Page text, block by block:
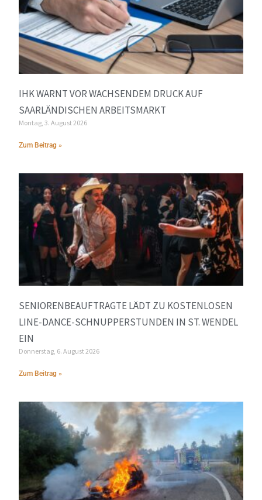
IHK WARNT VOR WACHSENDEM DRUCK AUF
SAARLÄNDISCHEN ARBEITSMARKT
Montag, 3. August 2026
Zum Beitrag »
SENIORENBEAUFTRAGTE LÄDT ZU KOSTENLOSEN
LINE-DANCE-SCHNUPPERSTUNDEN IN ST. WENDEL
EIN
Donnerstag, 6. August 2026
Zum Beitrag »